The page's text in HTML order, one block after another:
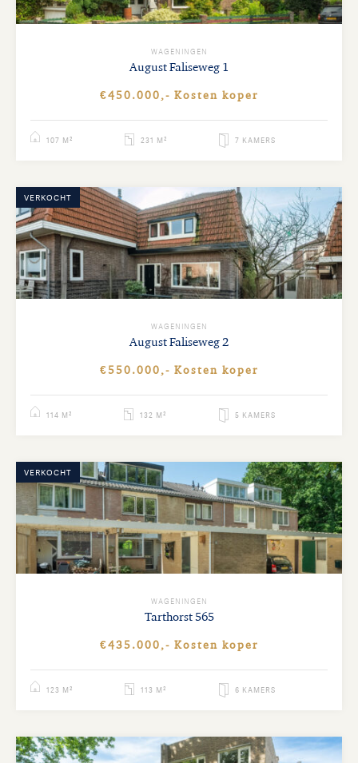
WAGENINGEN
August Faliseweg 1
€450.000,- Kosten koper
107 M² 231 M² 7 KAMERS
VERKOCHT
WAGENINGEN
August Faliseweg2
€550.000,- Kosten koper
114 M² 132 M² 5 KAMERS
VERKOCHT
WAGENINGEN
Tarthorst565
€435.000,- Kosten koper
123 M² 113 M² 6 KAMERS